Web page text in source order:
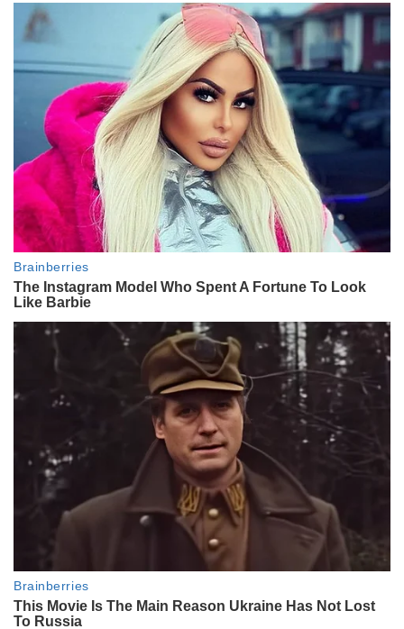
ACTUALIDAD
Qué se sabe de la cita que tuvo
Danilo Neves Pereira, el profesor
brasileño que fue hallado muerto
en Buenos Aires
ENTRETENIMIENTO
La última foto que Nicolás Cabré
compartió con su hermano Duilio
ENTRETENIMIENTO
La conmovedora carta abierta de
la nieta de Luis Brandoni, a casi
dos semanas de la muerte:
Luis Ventura se quebró en vivo en
su último programa: así fue la
despedida en “A la tarde”
ACTUALIDAD
Moria Casán se quebró al aire
darse cuenta de un particular
detalle del momento en que murió
Ernestina Pais
ENTRETENIMIENTO
El conmovedor mensaje de Benicio
Guyot a una semana de la muerte
de su madre, Ernestina Pais
ENTRETENIMIENTO